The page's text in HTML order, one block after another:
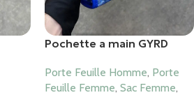
Pochette a main GYRD
Porte Feuille Homme, Porte
Feuille Femme, Sac Femme,